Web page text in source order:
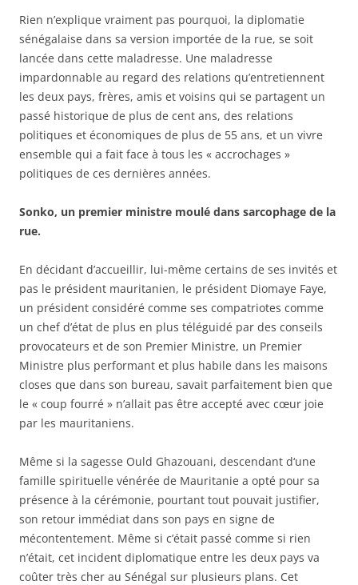
Rien n’explique vraiment pas pourquoi, la diplomatie
sénégalaise dans sa version importée de la rue, se soit
lancée dans cette maladresse. Une maladresse
impardonnable au regard des relations qu’entretiennent
les deux pays, frères, amis et voisins qui se partagent un
passé historique de plus de cent ans, des relations
politiques et économiques de plus de 55 ans, et un vivre
ensemble qui a fait face à tous les « accrochages »
politiques de ces dernières années.
Sonko, un premier ministre moulé dans sarcophage de la
rue.
En décidant d’accueillir, lui-même certains de ses invités et
pas le président mauritanien, le président Diomaye Faye,
un président considéré comme ses compatriotes comme
un chef d’état de plus en plus téléguidé par des conseils
provocateurs et de son Premier Ministre, un Premier
Ministre plus performant et plus habile dans les maisons
closes que dans son bureau, savait parfaitement bien que
le « coup fourré » n’allait pas être accepté avec cœur joie
par les mauritaniens.
Même si la sagesse Ould Ghazouani, descendant d‘une
famille spirituelle vénérée de Mauritanie a opté pour sa
présence à la cérémonie, pourtant tout pouvait justifier,
son retour immédiat dans son pays en signe de
mécontentement. Même si c’était passé comme si rien
n’était, cet incident diplomatique entre les deux pays va
coûter très cher au Sénégal sur plusieurs plans. Cet